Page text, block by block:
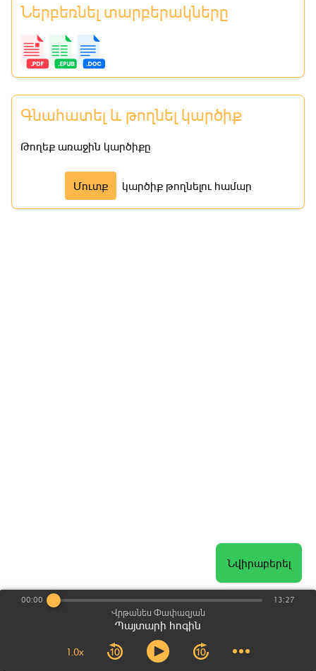
Վրթանես Փափազյան
Պայտարի հոգին
1.0x
00:00 13:27
Ներբեռնել տարբերակները
Գնահատել և թողնել կարծիք
Թողեք առաջին կարծիքը
Մուտք կարծիք թողնելու համար
Նվիրաբերել